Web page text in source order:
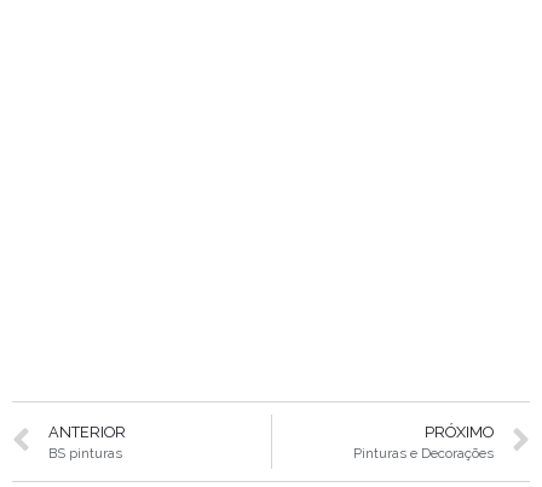
ANTERIOR
BS pinturas
PRÓXIMO
Pinturas e Decorações